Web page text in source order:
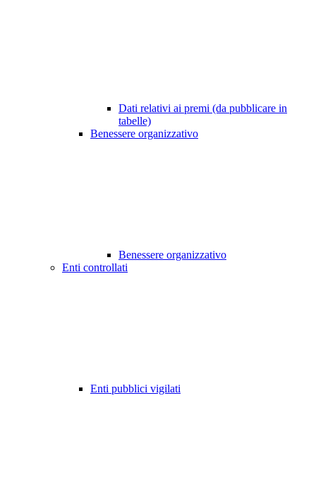
Dati relativi ai premi (da pubblicare in
tabelle)
Benessere organizzativo
Benessere organizzativo
Enti controllati
Enti pubblici vigilati